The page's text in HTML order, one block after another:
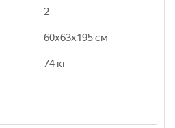
2
60x63x195 см
74 кг